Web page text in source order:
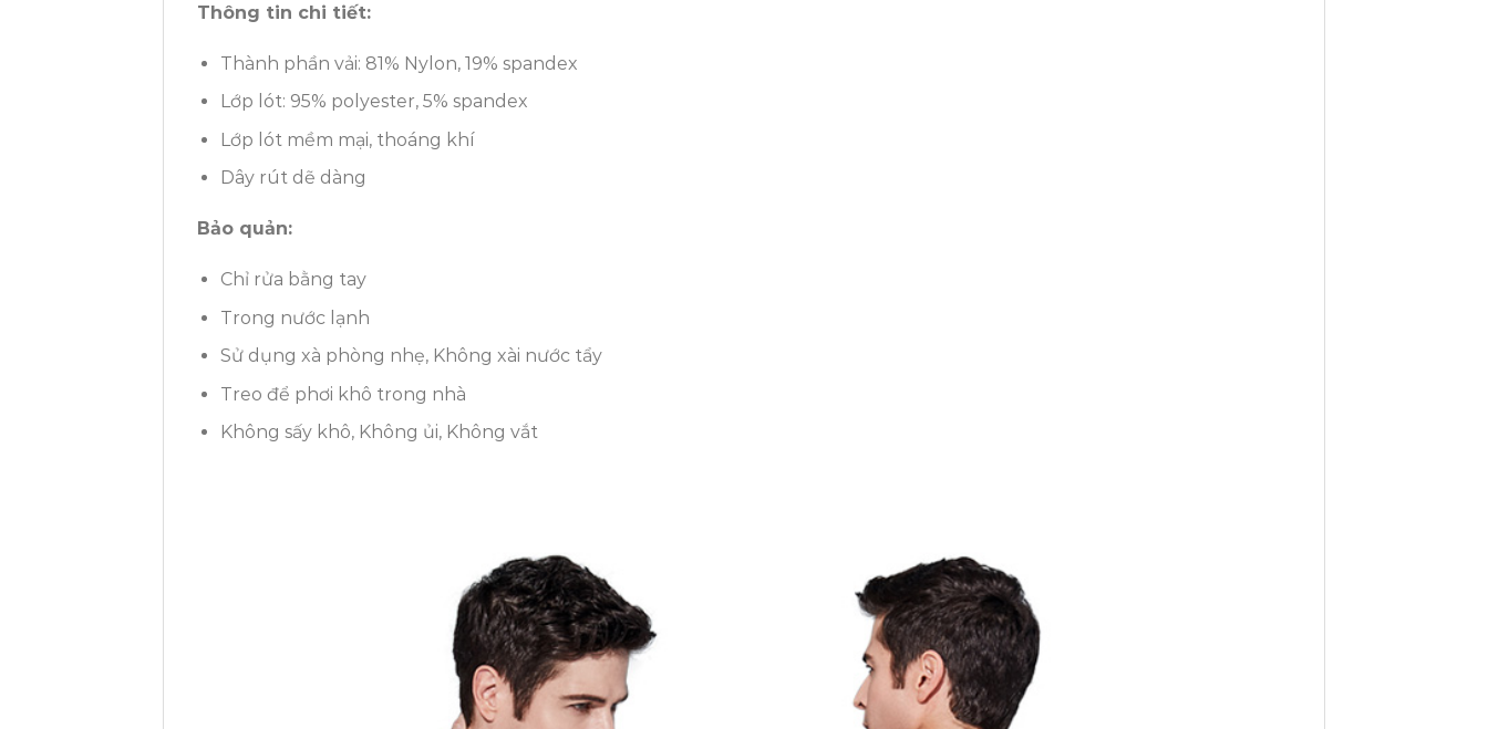
Thông tin chi tiết:
Thành phần vải: 81% Nylon, 19% spandex
Lớp lót: 95% polyester, 5% spandex
Lớp lót mềm mại, thoáng khí
Dây rút dẽ dàng
Bảo quản:
Chỉ rửa bằng tay
Trong nước lạnh
Sử dụng xà phòng nhẹ, Không xài nước tẩy
Treo để phơi khô trong nhà
Không sấy khô, Không ủi, Không vắt